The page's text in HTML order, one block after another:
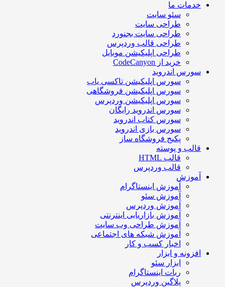
خدمات ما
سئو سایت
طراحی سایت
طراحی سایت بجنورد
طراحی قالب وردپرس
طراحی اپلیکیشن موبایل
خرید از CodeCanyon
سورس اندروید
سورس اپلیکیشن تاکسی یاب
سورس اپلیکیشن فروشگاهی
سورس اپلیکیشن وردپرس
سورس اندروید رایگان
سورس کتاب اندروید
سورس بازی اندروید
پکیج فروشگاه ساز
قالب و پوسته
قالب HTML
قالب وردپرس
آموزش
آموزش اینستاگرام
آموزش سئو
آموزش وردپرس
آموزش بازاریابی اینترنتی
آموزش طراحی وب سایت
آموزش شبکه های اجتماعی
اخبار کسب و کار
افزونه و ابزار
ابزار سئو
ربات اینستاگرام
پلاگین وردپرس